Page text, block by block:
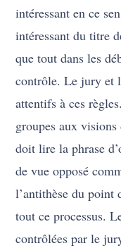
intéressant en ce
intéressant du titre
que tout dans les
contrôle. Le jury et
attentifs à ces
groupes aux visions
doit lire la phrase
de vue opposé
l’antithèse du
tout ce processus.
contrôlées par le